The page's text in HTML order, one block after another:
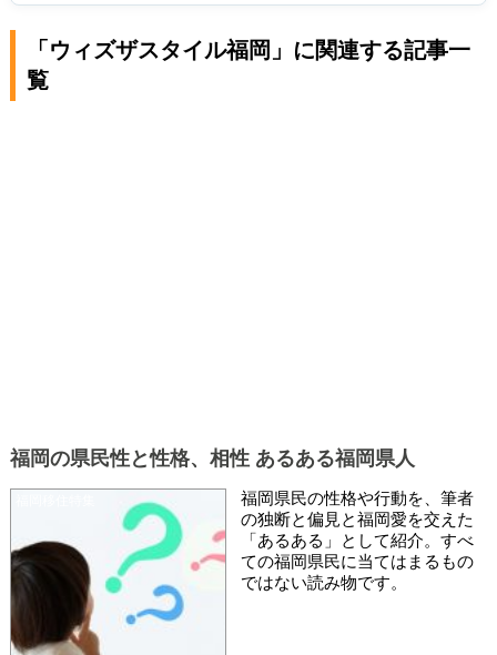
「ウィズザスタイル福岡」に関連する記事一
覧
福岡の県民性と性格、相性 あるある福岡県人
福岡県民の性格や行動を、筆者
の独断と偏見と福岡愛を交えた
「あるある」として紹介。すべ
ての福岡県民に当てはまるもの
ではない読み物です。